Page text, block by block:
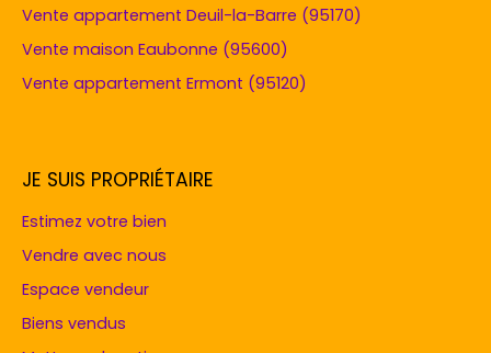
Vente appartement Deuil-la-Barre (95170)
Vente maison Eaubonne (95600)
Vente appartement Ermont (95120)
JE SUIS PROPRIÉTAIRE
Estimez votre bien
Vendre avec nous
Espace vendeur
Biens vendus